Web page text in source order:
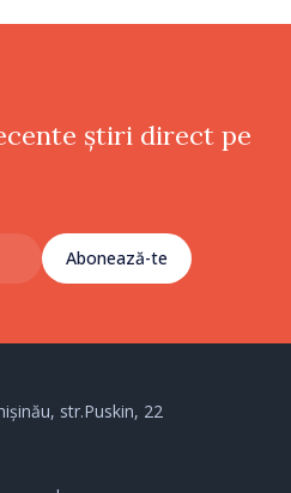
știri direct pe
Abonează-te
str.Puskin, 22